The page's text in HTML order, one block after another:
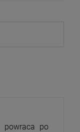
powraca po